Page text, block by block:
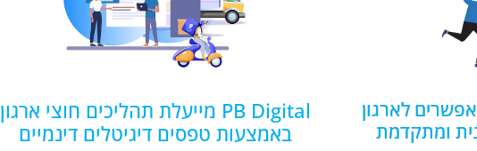
לארגון
ומתקדמת
PB Digital מייעלת תהליכים חוצי ארגון
באמצעות טפסים דיגיטלים דינמיים